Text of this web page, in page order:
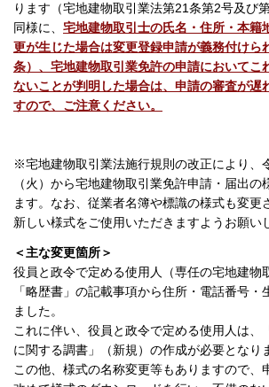
ります（宅地建物取引業法第21条第2号及び第
同様に、 宅地建物取引士の氏名・住所・本籍
更が生じた場合は変更登録申請が義務付けら
条）、宅地建物取引業免許の申請においてこ
ないことが判明した場合は、申請の審査が遅
すので、ご注意ください。
※宅地建物取引業法施行規則の改正により、
（火）から宅地建物取引業免許申請・届出の
ます。なお、従業者名簿や標識の様式も変更
新しい様式をご使用いただきますようお願い
＜主な変更箇所＞
役員と政令で定める使用人（専任の宅地建物
「略歴書」の記載事項から住所・電話番号・
ました。
これに伴い、役員と政令で定める使用人は、
に関する調書」（新規）の作成が必要となり
この他、様式の名称変更等もありますので、